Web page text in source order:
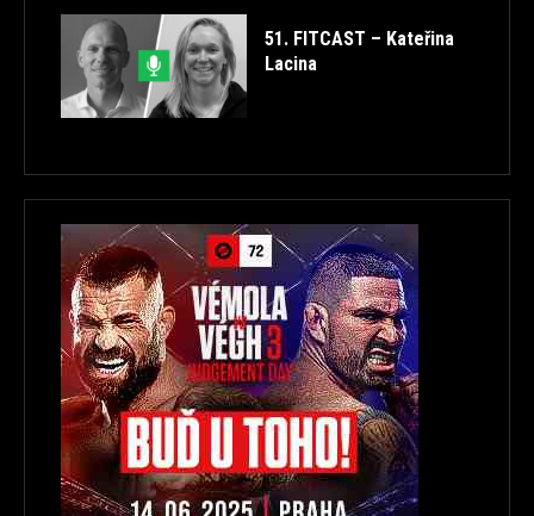
51. FITCAST – Kateřina
Lacina